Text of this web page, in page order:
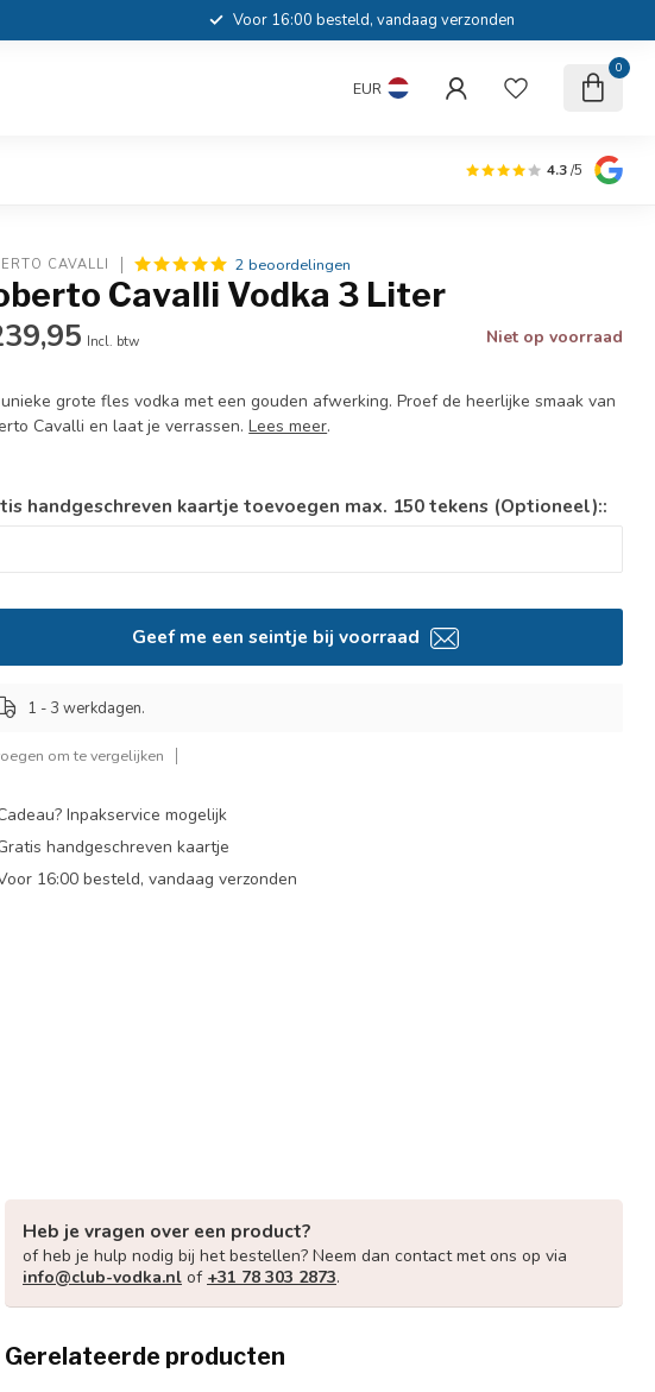
Voor 16:00 besteld, vandaag verzonden
EUR
0
4.3/5
CAVALLI 2 beoordelingen
Cavalli Vodka 3 Liter
Incl. btw Niet op voorraad
grote fles vodka met een gouden afwerking. Proef de heerlijke smaak van
Cavalli en laat je verrassen.Lees meer.
handgeschreven kaartje toevoegen max. 150 tekens (Optioneel)::
Geef me een seintje bij voorraad
1 - 3 werkdagen.
om te vergelijken
Inpakservice mogelijk
handgeschreven kaartje
16:00 besteld, vandaag verzonden
Heb je vragen over een product?
of heb je hulp nodig bij het bestellen? Neem dan contact met ons op via
info@club-vodka.nl of +31 78 303 2873.
Gerelateerde producten